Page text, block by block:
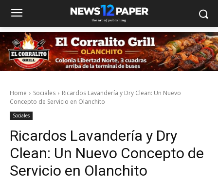
Home Sociales
Ricardos Lavandería y Dry Clean: Un Nuevo
Concepto de Servicio en Olanchito
Sociales
Ricardos Lavandería y Dry
Clean: Un Nuevo Concepto de
Servicio en Olanchito